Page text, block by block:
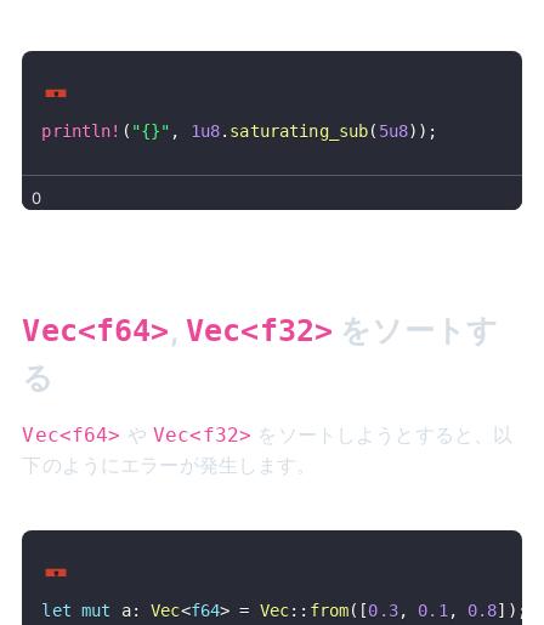
println! ( "{}" , 1u8. saturating_sub( 5u8) ) ;
Vec<f64>, Vec<f32> をソートす
る
Vec<f64> やVec<f32> をソートしようとすると、以
下のようにエラーが発生します。
let mut a: Vec<f64> = Vec:: from( [0.3, 0.1, 0.8] ) ;